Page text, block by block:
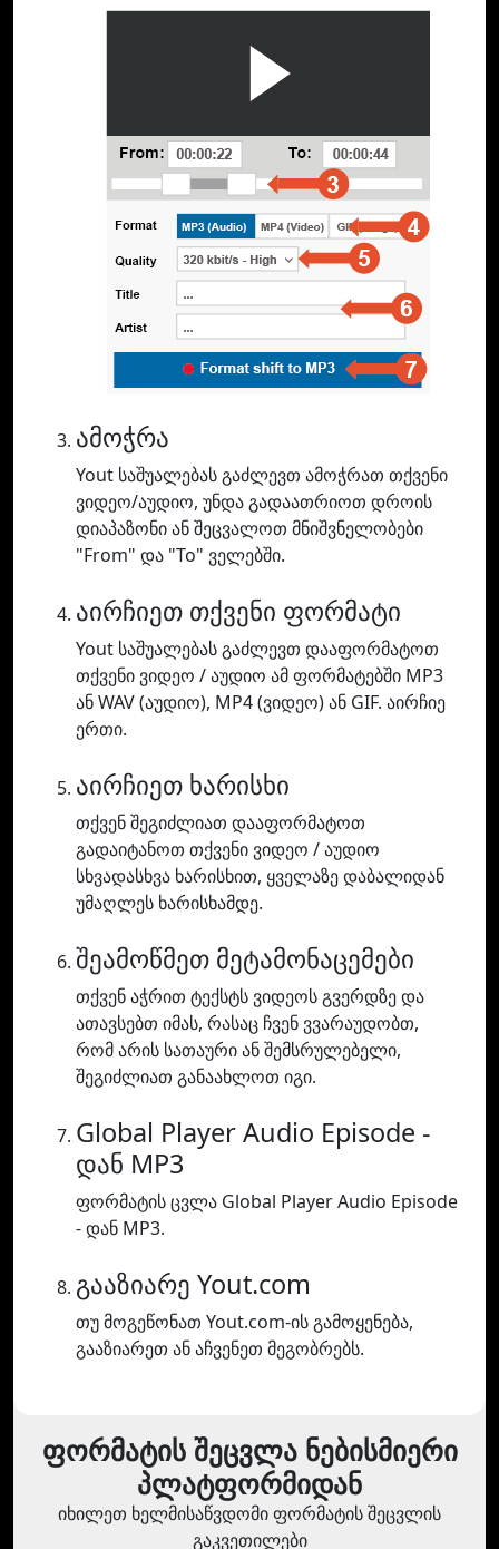
ამოჭრა
Yout საშუალებას გაძლევთ ამოჭრათ თქვენი
ვიდეო/აუდიო, უნდა გადაათრიოთ დროის
დიაპაზონი ან შეცვალოთ მნიშვნელობები
"From" და "To" ველებში.
აირჩიეთ თქვენი ფორმატი
Yout საშუალებას გაძლევთ დააფორმატოთ
თქვენი ვიდეო / აუდიო ამ ფორმატებში MP3
ან WAV (აუდიო), MP4 (ვიდეო) ან GIF. აირჩიე
ერთი.
აირჩიეთ ხარისხი
თქვენ შეგიძლიათ დააფორმატოთ
გადაიტანოთ თქვენი ვიდეო / აუდიო
სხვადასხვა ხარისხით, ყველაზე დაბალიდან
უმაღლეს ხარისხამდე.
შეამოწმეთ მეტამონაცემები
თქვენ აჭრით ტექსტს ვიდეოს გვერდზე და
ათავსებთ იმას, რასაც ჩვენ ვვარაუდობთ,
რომ არის სათაური ან შემსრულებელი,
შეგიძლიათ განაახლოთ იგი.
Global Player Audio Episode -
დან MP3
ფორმატის ცვლა Global Player Audio Episode
- დან MP3.
გააზიარე Yout.com
თუ მოგეწონათ Yout.com-ის გამოყენება,
გააზიარეთ ან აჩვენეთ მეგობრებს.
ფორმატის შეცვლა ნებისმიერი
პლატფორმიდან
იხილეთ ხელმისაწვდომი ფორმატის შეცვლის
გაკვეთილები